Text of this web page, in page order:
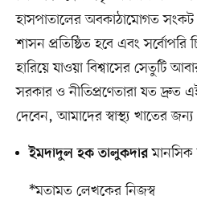
হাসপাতালের অবকাঠামোগত
শাসন প্রতিষ্ঠিত হবে এবং
হারিয়ে যাওয়া বিশ্বাসের সেতুটি
সরকার ও নীতিপ্রণেতারা যত
দেবেন, আমাদের স্বাস্থ্য খাতের
ইমদাদুল হক তালুকদারমানসিক
*মতামত লেখকের নিজস্ব